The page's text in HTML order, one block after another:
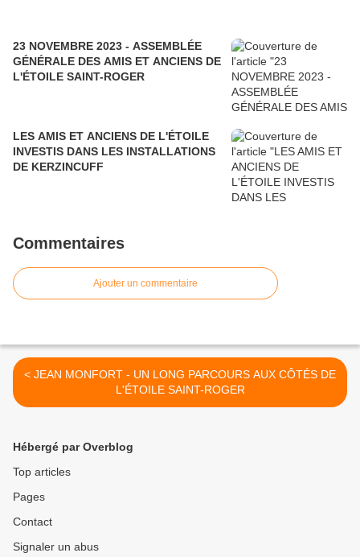
23 NOVEMBRE 2023 - ASSEMBLÉE
GÉNÉRALE DES AMIS ET ANCIENS DE
L'ÉTOILE SAINT-ROGER
LES AMIS ET ANCIENS DE L'ÉTOILE
INVESTIS DANS LES INSTALLATIONS
DE KERZINCUFF
Commentaires
Ajouter un commentaire
< JEAN MONFORT - UN LONG PARCOURS AUX CÔTÉS DE
L'ÉTOILE SAINT-ROGER
Hébergé par Overblog
Top articles
Pages
Contact
Signaler un abus